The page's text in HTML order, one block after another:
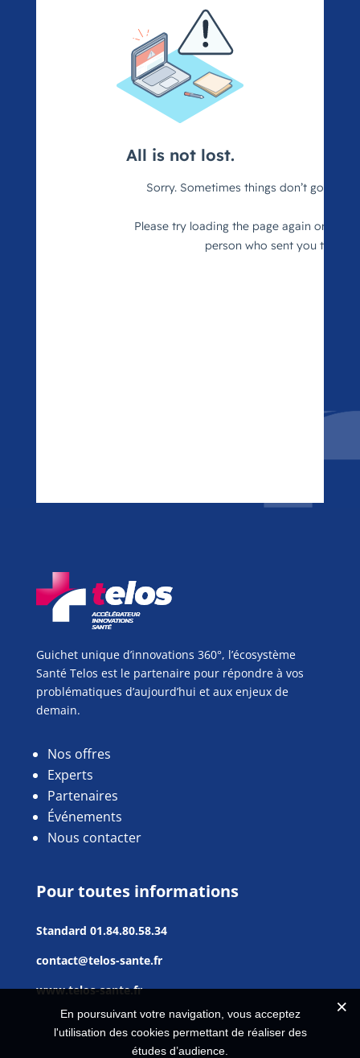
Guichet unique d’innovations 360°, l’écosystème
Santé Telos est le partenaire pour répondre à vos
problématiques d’aujourd’hui et aux enjeux de
demain.
Nos offres
Experts
Partenaires
Événements
Nous contacter
Pour toutes informations
Standard 01.84.80.58.34
contact@telos-sante.fr
www.telos-sante.fr
En poursuivant votre navigation, vous acceptez
l'utilisation des cookies permettant de réaliser des
études d’audience.